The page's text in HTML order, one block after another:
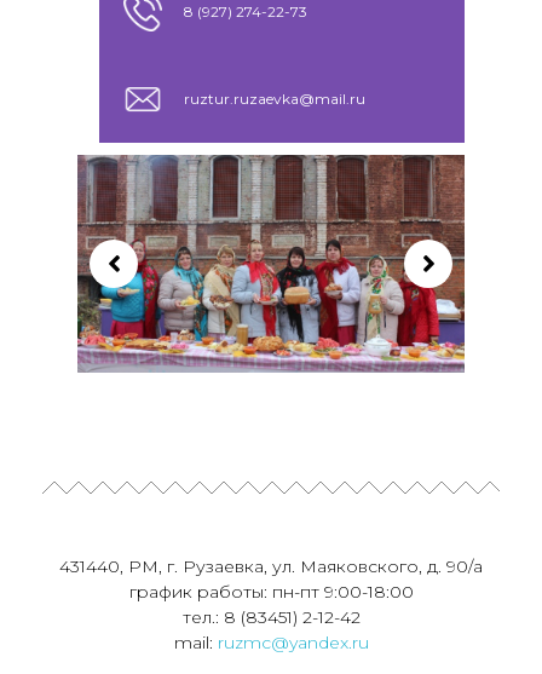
8 (927) 274-22-73
ruztur.ruzaevka@mail.ru
431440, РМ, г. Рузаевка, ул. Маяковского, д. 90/а
график работы: пн-пт 9:00-18:00
тел.: 8 (83451) 2-12-42
mail: ruzmc@yandex.ru